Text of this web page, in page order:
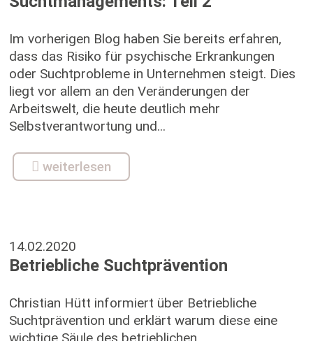
Im vorherigen Blog haben Sie bereits erfahren,
dass das Risiko für psychische Erkrankungen
oder Suchtprobleme in Unternehmen steigt. Dies
liegt vor allem an den Veränderungen der
Arbeitswelt, die heute deutlich mehr
Selbstverantwortung und...
weiterlesen
14.02.2020
Betriebliche Suchtprävention
Christian Hütt informiert über Betriebliche
Suchtprävention und erklärt warum diese eine